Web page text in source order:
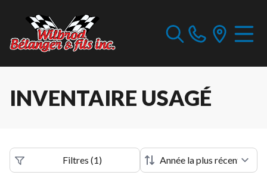
INVENTAIRE USAGÉ
Filtres (1)